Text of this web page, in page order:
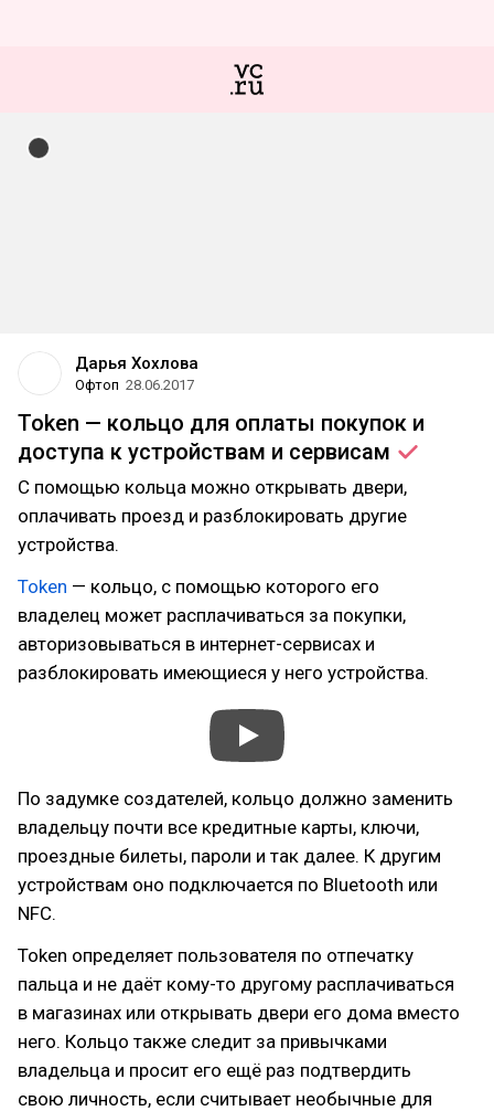
Дарья Хохлова
Офтоп 28.06.2017
Token — кольцо для оплаты покупок и
доступа к устройствам и сервисам
С помощью кольца можно открывать двери,
оплачивать проезд и разблокировать другие
устройства.
Token — кольцо, с помощью которого его
владелец может расплачиваться за покупки,
авторизовываться в интернет-сервисах и
разблокировать имеющиеся у него устройства.
По задумке создателей, кольцо должно заменить
владельцу почти все кредитные карты, ключи,
проездные билеты, пароли и так далее. К другим
устройствам оно подключается по Bluetooth или
NFC.
Token определяет пользователя по отпечатку
пальца и не даёт кому-то другому расплачиваться
в магазинах или открывать двери его дома вместо
него. Кольцо также следит за привычками
владельца и просит его ещё раз подтвердить
свою личность, если считывает необычные для